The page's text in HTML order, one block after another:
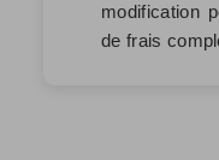
modification
de frais